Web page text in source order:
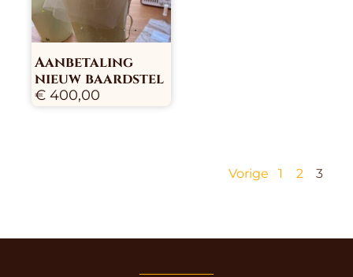
Aanbetaling
nieuw baardstel
€ 400,00
Vorige 1 2 3